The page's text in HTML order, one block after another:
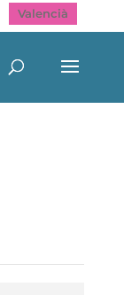
Valencià